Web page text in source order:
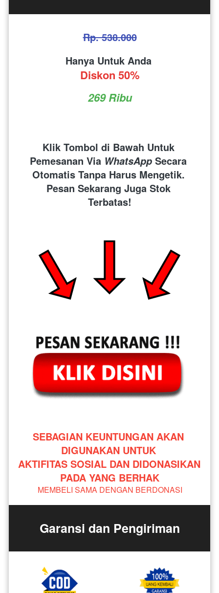
Rp. 538.000
Hanya Untuk Anda
Diskon 50%
269 Ribu
Klik Tombol di Bawah Untuk
Pemesanan Via WhatsApp Secara
Otomatis Tanpa Harus Mengetik.
Pesan Sekarang Juga Stok
Terbatas!
SEBAGIAN KEUNTUNGAN AKAN
DIGUNAKAN UNTUK
AKTIFITAS SOSIAL DAN DIDONASIKAN
PADA YANG BERHAK
MEMBELI SAMA DENGAN BERDONASI
Garansi dan Pengiriman